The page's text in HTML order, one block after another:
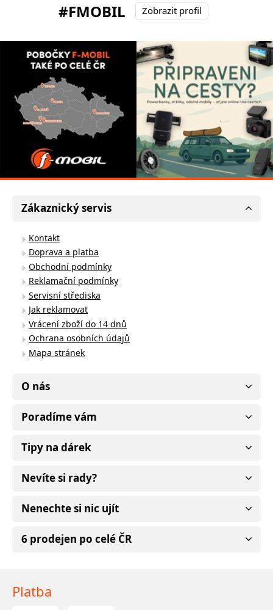
#FMOBIL
Zobrazit profil
Zákaznický servis
Kontakt
Doprava a platba
Obchodní podmínky
Reklamační podmínky
Servisní střediska
Jak reklamovat
Vrácení zboží do 14 dnů
Ochrana osobních údajů
Mapa stránek
O nás
Poradíme vám
Tipy na dárek
Nevíte si rady?
Nenechte si nic ujít
6 prodejen po celé ČR
Platba